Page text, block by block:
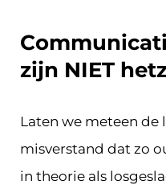
zijn NIET
Laten we meteen de
misverstand dat zo
in theorie als